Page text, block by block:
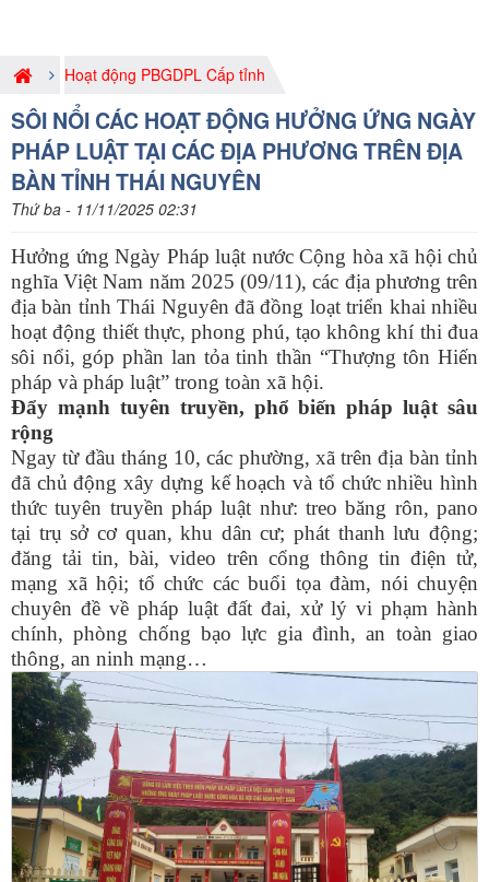
Hoạt động PBGDPL Cấp tỉnh
SÔI NỔI CÁC HOẠT ĐỘNG HƯỞNG ỨNG NGÀY
PHÁP LUẬT TẠI CÁC ĐỊA PHƯƠNG TRÊN ĐỊA
BÀN TỈNH THÁI NGUYÊN
Thứ ba - 11/11/2025 02:31
Hưởng ứng Ngày Pháp luật nước Cộng hòa xã hội chủ
nghĩa Việt Nam năm 2025 (09/11), các địa phương trên
địa bàn tỉnh Thái Nguyên đã đồng loạt triển khai nhiều
hoạt động thiết thực, phong phú, tạo không khí thi đua
sôi nổi, góp phần lan tỏa tinh thần “Thượng tôn Hiến
pháp và pháp luật” trong toàn xã hội.
Đẩy mạnh tuyên truyền, phổ biến pháp luật sâu
rộng
Ngay từ đầu tháng 10, các phường, xã trên địa bàn tỉnh
đã chủ động xây dựng kế hoạch và tổ chức nhiều hình
thức tuyên truyền pháp luật như: treo băng rôn, pano
tại trụ sở cơ quan, khu dân cư; phát thanh lưu động;
đăng tải tin, bài, video trên cổng thông tin điện tử,
mạng xã hội; tổ chức các buổi tọa đàm, nói chuyện
chuyên đề về pháp luật đất đai, xử lý vi phạm hành
chính, phòng chống bạo lực gia đình, an toàn giao
thông, an ninh mạng…